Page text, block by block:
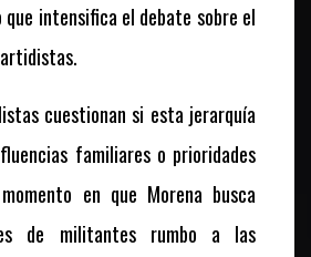
que intensifica el debate sobre el
cuestionan si esta jerarquía
familiares o prioridades
en que Morena busca
de militantes rumbo a las